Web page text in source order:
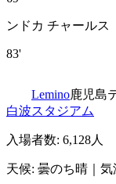
ンドカ チャールス
83'
Lemino鹿児島
白波スタジアム
入場者数: 6,128人
天候: 曇のち晴 気